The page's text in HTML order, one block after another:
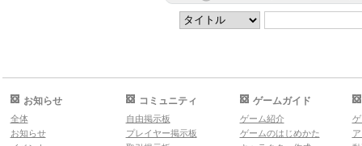
お知らせ
全体
お知らせ
コミュニティ
自由掲示板
プレイヤー掲示板
ゲームガイド
ゲーム紹介
ゲームのはじめかた